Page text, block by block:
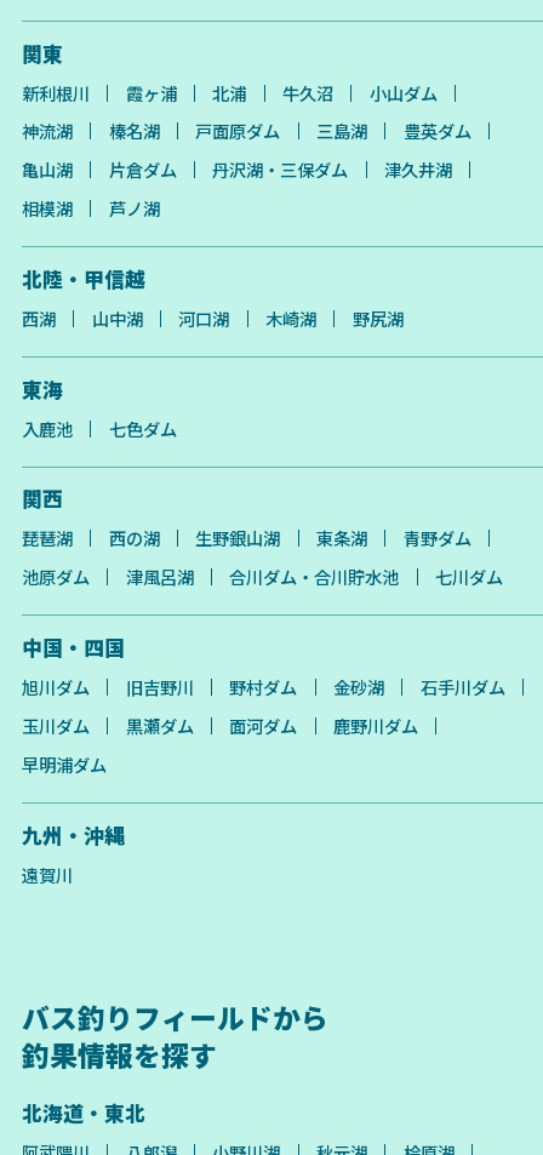
関東
新利根川 霞ヶ浦 北浦 牛久沼
小山ダム
神流湖
榛名湖 戸面原ダム 三島湖
豊英ダム
亀山湖
片倉ダム 丹沢湖・三保ダム
津久井湖
相模湖
芦ノ湖
北陸・甲信越
西湖 山中湖 河口湖 木崎湖 野尻湖
東海
入鹿池 七色ダム
関西
琵琶湖 西の湖 生野銀山湖 東条湖
青野ダム
池原ダム
津風呂湖 合川ダム・合川貯水池 七川ダム
中国・四国
旭川ダム 旧吉野川 野村ダム 金砂湖
石手川ダム
玉川ダム
黒瀬ダム 面河ダム
鹿野川ダム
早明浦ダム
九州・沖縄
遠賀川
バス釣りフィールドから
釣果情報を探す
北海道・東北